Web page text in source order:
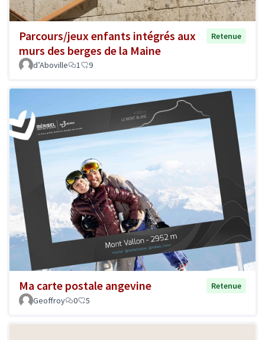
Parcours/jeux enfants intégrés aux
murs des berges de la Maine
Retenue
d’Aboville 1 9
Ma carte postale angevine
Retenue
Geoffroy
0 5